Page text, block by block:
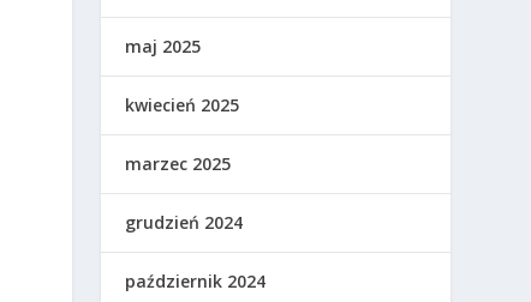
maj 2025
kwiecień 2025
marzec 2025
grudzień 2024
październik 2024